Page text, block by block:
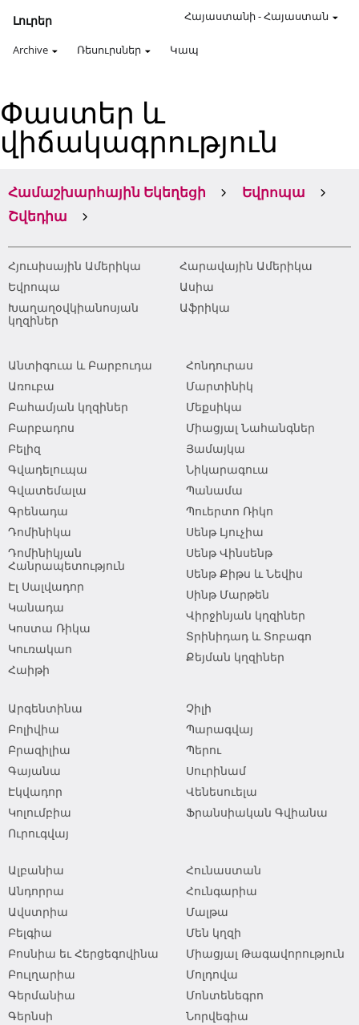
Լուրեր
Archive Ռեսուրսներ Կապ
Հայաստանի-Հայաստան
Փաստեր և
վիճակագրություն
Համաշխարհային Եկեղեցի
Եվրոպա
Շվեդիա
Հյուսիսային Ամերիկա
Հարավային Ամերիկա
Եվրոպա
Ասիա
Խաղաղօվկիանոսյան
կղզիներ
Աֆրիկա
Անտիգուա և Բարբուդա
Առուբա
Բահամյան կղզիներ
Բարբադոս
Բելիզ
Գվադելուպա
Գվատեմալա
Գրենադա
Դոմինիկա
Դոմինիկյան
Հանրապետություն
Էլ Սալվադոր
Կանադա
Կոստա Ռիկա
Կուռակաո
Հաիթի
Հոնդուրաս
Մարտինիկ
Մեքսիկա
Միացյալ Նահանգներ
Յամայկա
Նիկարագուա
Պանամա
Պուերտո Ռիկո
Սենթ Լյուչիա
Սենթ Վինսենթ
Սենթ Քիթս և Նեվիս
Սինթ Մարթեն
Վիրջինյան կղզիներ
Տրինիդադ և Տոբագո
Քեյման կղզիներ
Արգենտինա
Բոլիվիա
Բրազիլիա
Գայանա
Էկվադոր
Կոլումբիա
Ուրուգվայ
Չիլի
Պարագվայ
Պերու
Սուրինամ
Վենեսուելա
Ֆրանսիական Գվիանա
Ալբանիա
Անդորրա
Ավստրիա
Բելգիա
Բոսնիա եւ Հերցեգովինա
Բուլղարիա
Գերմանիա
Գերնսի
Հունաստան
Հունգարիա
Մալթա
Մեն կղզի
Միացյալ Թագավորություն
Մոլդովա
Մոնտենեգրո
Նորվեգիա